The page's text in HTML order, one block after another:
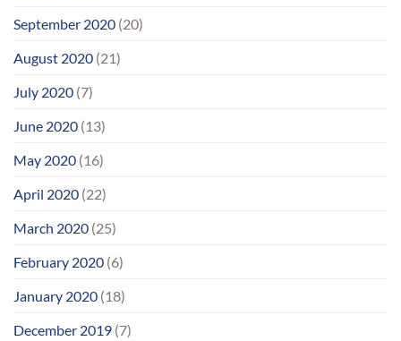
September 2020 (20)
August 2020 (21)
July 2020 (7)
June 2020 (13)
May 2020 (16)
April 2020 (22)
March 2020 (25)
February 2020 (6)
January 2020 (18)
December 2019 (7)